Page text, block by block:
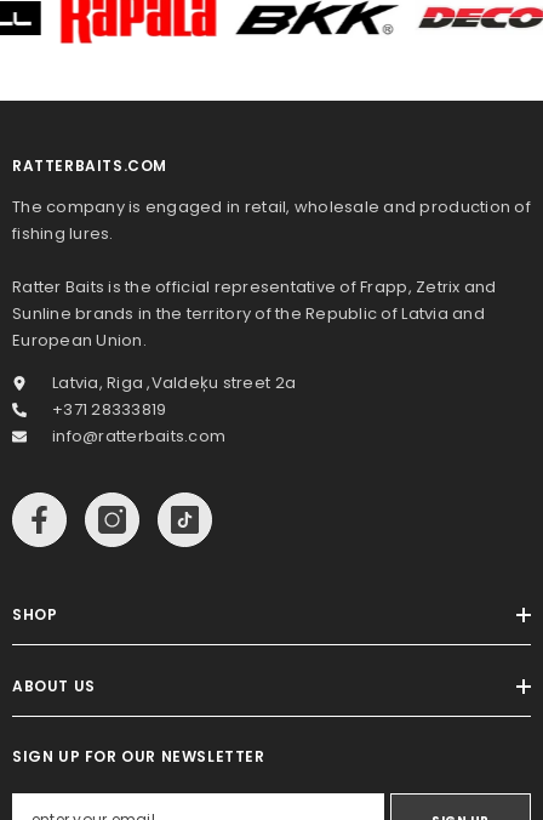
RATTERBAITS.COM
The company is engaged in retail, wholesale and production of
fishing lures.
Ratter Baits is the official representative of Frapp, Zetrix and
Sunline brands in the territory of the Republic of Latvia and
European Union.
Latvia, Riga ,Valdeķu street 2a
+371 28333819
info@ratterbaits.com
SHOP
ABOUT US
SIGN UP FOR OUR NEWSLETTER